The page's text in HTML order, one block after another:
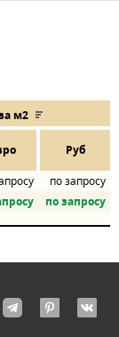
м2
Руб
по запросу
по запросу